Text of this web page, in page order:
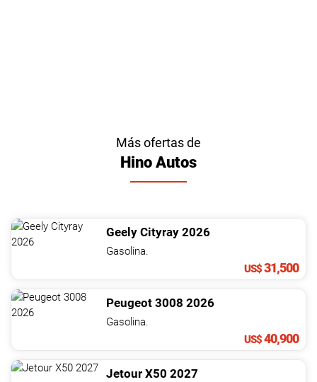
Más ofertas de
Hino Autos
Geely Cityray 2026
Gasolina.
US$31,500
Peugeot 3008 2026
Gasolina.
US$40,900
Jetour X50 2027